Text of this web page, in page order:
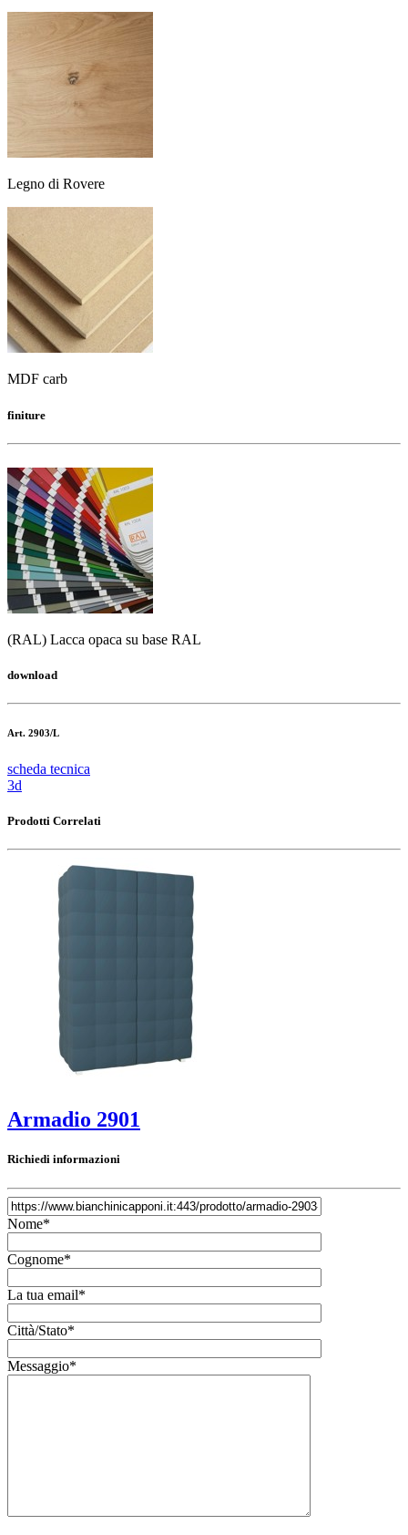
Legno di Rovere
MDF carb
finiture
(RAL) Lacca opaca su base RAL
download
Art. 2903/L
scheda tecnica
3d
Prodotti Correlati
Armadio 2901
Richiedi informazioni
Nome*
Cognome*
La tua email*
Città/Stato*
Messaggio*